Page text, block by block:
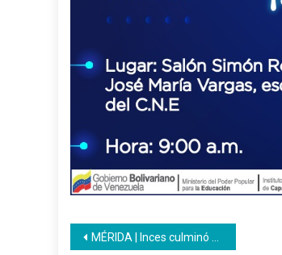
Navegación
MÉRIDA | Inces culminó formación en Programación PHP dirigido a estudiantes universitarios en Mérida